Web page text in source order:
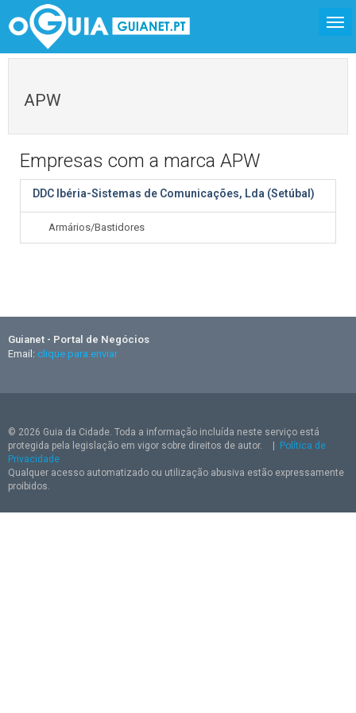
APW
Empresas com a marca APW
DDC Ibéria-Sistemas de Comunicações, Lda (Setúbal)
Armários/Bastidores
Guianet - Portal de Negócios
Email: clique para enviar
© 2026 Guia da Cidade. Toda a informação incluída neste serviço está
protegida pela legislação em vigor sobre direitos de autor.
Política de
Privacidade
Qualquer acesso automatizado ou utilização abusiva estão expressamente
proibidos.